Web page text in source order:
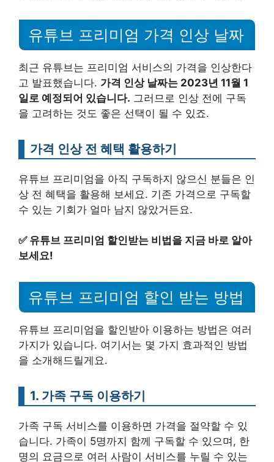
유튜브 프리미엄 가격 인상 날짜
최근 유튜브는 프리미엄 서비스의 가격을 인상한다
고 발표했습니다. 가격 인상 날짜는 2023년 11월 1
일로 예정되어 있습니다. 그러므로 인상 전에 구독
을 고려하는 것도 좋은 선택이 될 수 있죠.
가격 인상 전 혜택 활용하기
유튜브 프리미엄을 아직 구독하지 않으신 분들은 인
상 전 혜택을 활용해 보세요. 기존 가격으로 구독할
수 있는 기회가 얼마 남지 않았거든요.
✅ 유튜브 프리미엄 할인받는 비법을 지금 바로 알아
보세요!
유튜브 프리미엄 할인 받는 방법
유튜브 프리미엄을 할인받아 이용하는 방법은 여러
가지가 있습니다. 여기서는 몇 가지 효과적인 방법
을 소개해드릴게요.
1. 가족 구독 이용하기
가족 구독 서비스를 이용하면 가격을 절약할 수 있
습니다. 가족이 5명까지 함께 구독할 수 있으며, 한
명의 요금으로 여러 사람이 서비스를 누릴 수 있는